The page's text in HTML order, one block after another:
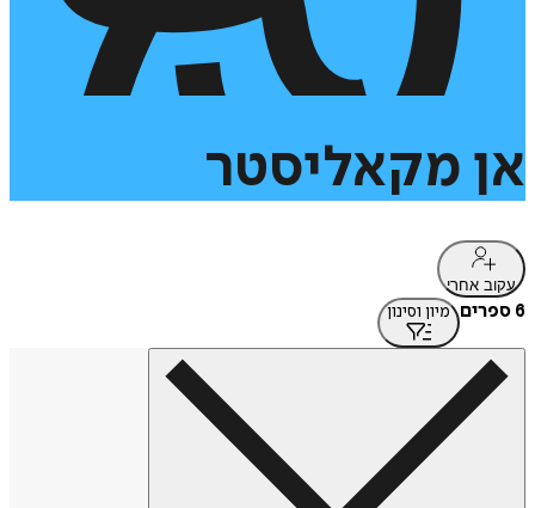
אן מקאליסטר
עקוב אחרי
6 ספרים מיון וסינון